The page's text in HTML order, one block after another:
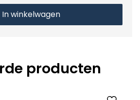
In winkelwagen
producten